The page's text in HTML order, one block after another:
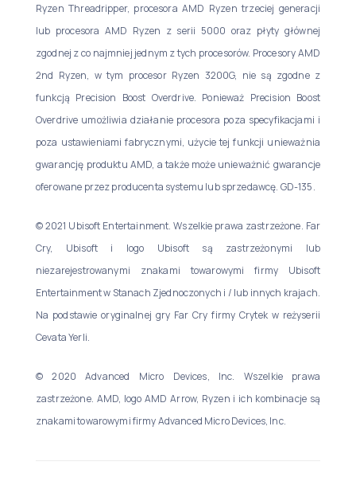
Ryzen Threadripper, procesora AMD Ryzen trzeciej generacji
lub procesora AMD Ryzen z serii 5000 oraz płyty głównej
zgodnej z co najmniej jednym z tych procesorów. Procesory AMD
2nd Ryzen, w tym procesor Ryzen 3200G, nie są zgodne z
funkcją Precision Boost Overdrive. Ponieważ Precision Boost
Overdrive umożliwia działanie procesora poza specyfikacjami i
poza ustawieniami fabrycznymi, użycie tej funkcji unieważnia
gwarancję produktu AMD, a także może unieważnić gwarancje
oferowane przez producenta systemu lub sprzedawcę. GD-135.
© 2021 Ubisoft Entertainment. Wszelkie prawa zastrzeżone. Far
Cry, Ubisoft i logo Ubisoft są zastrzeżonymi lub
niezarejestrowanymi znakami towarowymi firmy Ubisoft
Entertainment w Stanach Zjednoczonych i / lub innych krajach.
Na podstawie oryginalnej gry Far Cry firmy Crytek w reżyserii
Cevata Yerli.
© 2020 Advanced Micro Devices, Inc. Wszelkie prawa
zastrzeżone. AMD, logo AMD Arrow, Ryzen i ich kombinacje są
znakami towarowymi firmy Advanced Micro Devices, Inc.